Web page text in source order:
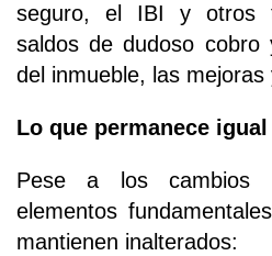
seguro, el IBI y otros
saldos de dudoso cobro
del inmueble, las mejoras
Lo que permanece igual
Pese a los cambios
elementos
mantienen inalterados: